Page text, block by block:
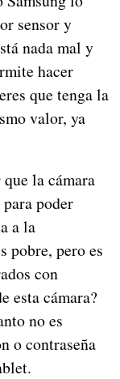
sensor y
nada mal y
hacer
que tenga la
valor, ya
la cámara
poder
a la
pobre, pero es
con
esta cámara?
no es
o contraseña